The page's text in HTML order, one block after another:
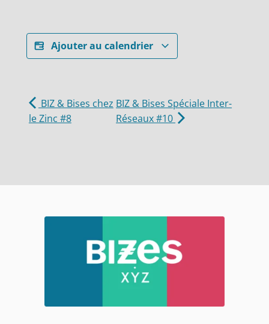
Ajouter au calendrier
BIZ & Bises chez
le Zinc #8
BIZ & Bises Spéciale Inter-
Réseaux #10